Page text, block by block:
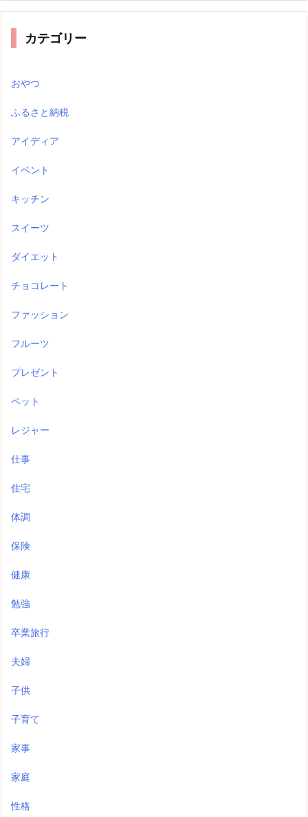
カテゴリー
おやつ
ふるさと納税
アイディア
イベント
キッチン
スイーツ
ダイエット
チョコレート
ファッション
フルーツ
プレゼント
ペット
レジャー
仕事
住宅
体調
保険
健康
勉強
卒業旅行
夫婦
子供
子育て
家事
家庭
性格